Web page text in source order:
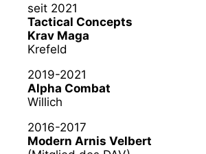
seit 2021
Tactical Concepts
Krav Maga
Krefeld
2019-2021
Alpha Combat
Willich
2016-2017
Modern Arnis Velbert